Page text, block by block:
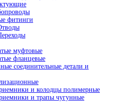
фитинги
муфтовые
фланцевые
соединительные детали и
и колодцы полимерные
и трапы чугунные